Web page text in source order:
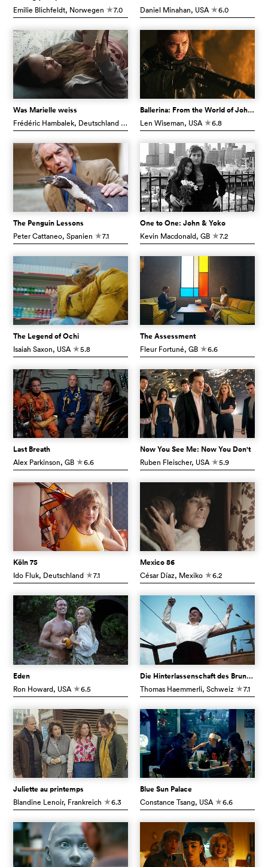
Emilie Blichfeldt, Norwegen c7.0 Daniel Minahan, USA c6.0
Was Marielle weiss
Frédéric Hambalek, Deutschland
Ballerina: From the World of John Wick
Len Wiseman, USA c6.8
The Penguin Lessons
Peter Cattaneo, Spanien c7.1
One to One: John & Yoko
Kevin Macdonald, GB c7.2
The Legend of Ochi
Isaiah Saxon, USA c5.8
The Assessment
Fleur Fortuné, GB c6.6
Last Breath
Alex Parkinson, GB c6.6
Now You See Me: Now You Don't
Ruben Fleischer, USA c5.9
Köln 75
Ido Fluk, Deutschland c7.1
Mexico 86
César Díaz, Mexiko c6.2
Eden
Ron Howard, USA c6.5
Die Hinterlassenschaft des Bruno Stefanini
Thomas Haemmerli, Schweiz c7.1
Juliette au printemps
Blandine Lenoir, Frankreich c6.3
Blue Sun Palace
Constance Tsang, USA c6.6